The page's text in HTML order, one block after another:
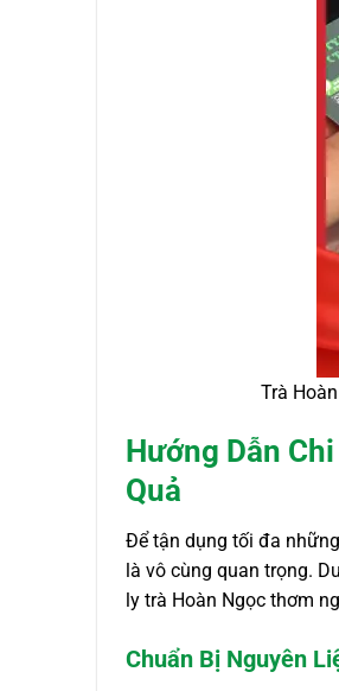
Trà
Hướng Dẫn
Quả
Để tận dụng tối đa
là vô cùng quan trọng.
ly trà Hoàn Ngọc thơm
Chuẩn Bị Nguyên